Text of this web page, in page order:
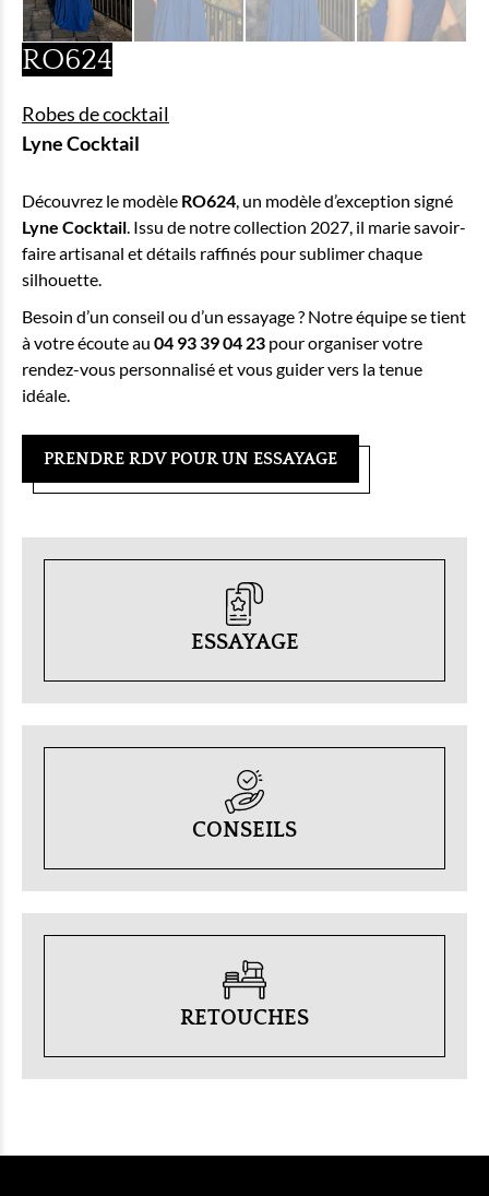
RO624
Robes de cocktail
Lyne Cocktail
Découvrez le modèle RO624 , un modèle d’exception signé
Lyne Cocktail . Issu de notre collection 2027, il marie savoir-
faire artisanal et détails raffinés pour sublimer chaque
silhouette.
Besoin d’un conseil ou d’un essayage ? Notre équipe se tient
à votre écoute au 04 93 39 04 23 pour organiser votre
rendez-vous personnalisé et vous guider vers la tenue
idéale.
PRENDRE RDV POUR UN ESSAYAGE
ESSAYAGE
CONSEILS
RETOUCHES